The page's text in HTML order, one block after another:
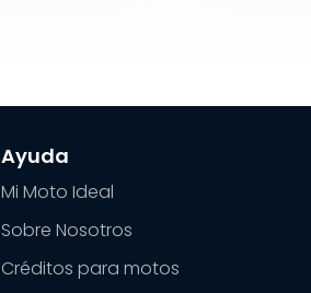
Ayuda
Mi Moto Ideal
Sobre Nosotros
Créditos para motos